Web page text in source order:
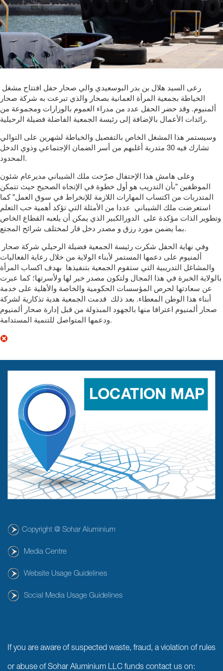
الخياطة بجمعية المرأة العمانية بصحار والذي تبرعت به شركة صحار
ألمنيوم. وقد حضر الحفل عدد من مدراء العموم بالوزارات ومجموعة من
رائدات الأعمال بالإضافة إلى رئيسة الجمعية الفاضلة فضيلة الرحيلية.
وسيستمر هذا المشغل الخاص بالتفصيل والخياطة لشهرين على التوالي
تشارك فيه 30 متدربة أغلبهم من أسر الضمان الإجتماعي وذوي الدخل
المحدود.
وعلى هامش هذا الإحتفال صرّحت ملك الشيباني مديرعام شئون
الموظفين "بأن التدريب هو أول خطوة في الإتجاه الصحيح حيث تتمكن
المتدربات من اكتساب المهارات اللازمة للإنخراط في سوق العمل" كما
استعرضت ملك الشيباني عددا من الأمثلة التي تؤكد أهمية حب التعلم
وتطوير الذات مؤكدة على الدورالكبير الذي يمكن أن يلعبه القطاع الخاص
بما يضمن مورد رزق و مصدر دخل قار لمختلف شرائح المجتع.
ألمنيوم على دعمها المستمر لأبناء الولاية من خلال رعاية الفعاليات
والمشاغل التدريبية التي ستقوم الجمعية بتنفيذها بهدف اكساب المرأة
بالولاية الخبرة في هذا المجال ولتكون مصدر خير لها ولأسرتها؛ كما عبرت
عن سعادتها لحرص المؤسسات الحكومية والخاصة والأهلية على خدمة
أبناء هذا الوطن المعطاء. بعد ذلك قدمت الجمعية هدية تذكارية لشركة
صحار ألمنيوم اعترافا منها بالجهود المبذولة من قبل إدارة صحار ألمنيوم
ودعمها المتواصل للتنمية المستدامة.
Copyright @ Sohar Aluminium
Media Centre
Website Usage Guidelines
Social Media Usage Guidelines
If you are aware of suspected waste, fraud, a violation of rules
or abuse of Sohar Aluminium LLC funds contact us on: